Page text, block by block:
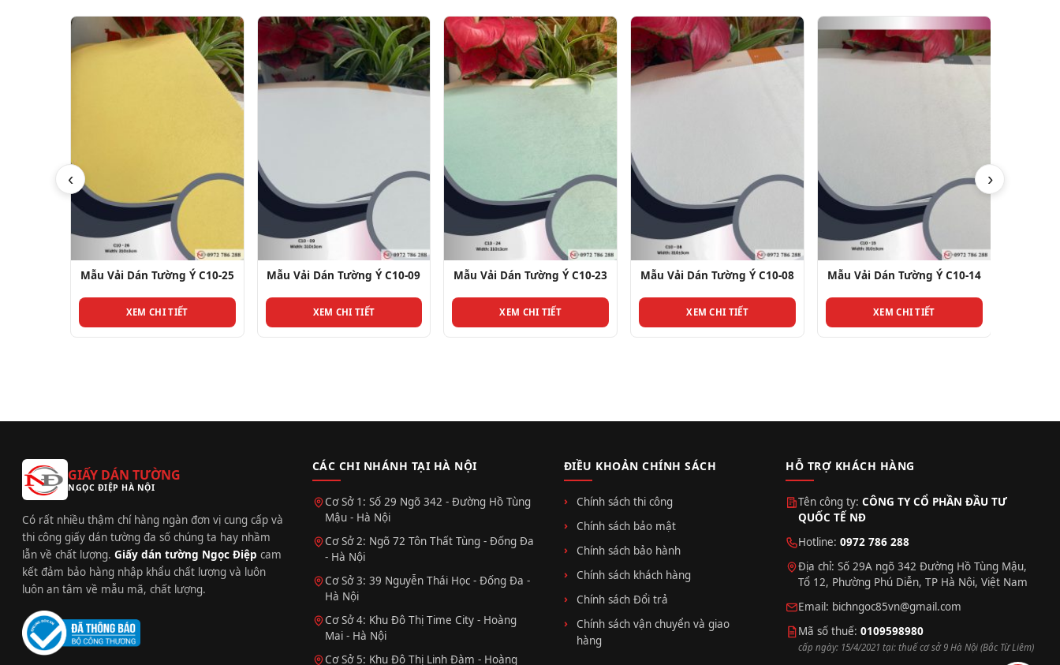
‹
Mẫu Vải Dán Tường Ý C10-09
XEM CHI TIẾT
Mẫu Vải Dán Tường Ý C10-23
XEM CHI TIẾT
Mẫu Vải Dán Tường Ý C10-08
XEM CHI TIẾT
Mẫu Vải Dán Tường Ý C10-14
XEM CHI TIẾT
Mẫu Vải Dán Tường Ý C10-11
XEM CHI TIẾT
›
GIẤY DÁN TƯỜNG
NGỌC ĐIỆP HÀ NỘI
Có rất nhiều thậm chí hàng ngàn đơn vị cung cấp và
thi công giấy dán tường đa số chúng ta hay nhầm
lẫn về chất lượng. Giấy dán tường Ngọc Điệp cam
kết đảm bảo hàng nhập khẩu chất lượng và luôn
luôn an tâm về mẫu mã, chất lượng.
CÁC CHI NHÁNH TẠI HÀ NỘI
Cơ Sở 1: Số 29 Ngõ 342 - Đường Hồ Tùng
Mậu - Hà Nội
Cơ Sở 2: Ngõ 72 Tôn Thất Tùng - Đống Đa
- Hà Nội
Cơ Sở 3: 39 Nguyễn Thái Học - Đống Đa -
Hà Nội
Cơ Sở 4: Khu Đô Thị Time City - Hoàng
Mai - Hà Nội
Cơ Sở 5: Khu Đô Thị Linh Đàm - Hoàng
ĐIỀU KHOẢN CHÍNH SÁCH
Chính sách thi công
Chính sách bảo mật
Chính sách bảo hành
Chính sách khách hàng
Chính sách Đổi trả
Chính sách vận chuyển và giao
hàng
HỖ TRỢ KHÁCH HÀNG
Tên công ty:CÔNG TY CỔ PHẦN ĐẦU TƯ
QUỐC TẾ NĐ
Hotline:0972 786 288
Địa chỉ: Số 29A ngõ 342 Đường Hồ Tùng Mậu,
Tổ 12, Phường Phú Diễn, TP Hà Nội, Việt Nam
Email: bichngoc85vn@gmail.com
Mã số thuế:0109598980
cấp ngày: 15/4/2021 tại: thuế cơ sở 9 Hà Nội (Bắc Từ Liêm)